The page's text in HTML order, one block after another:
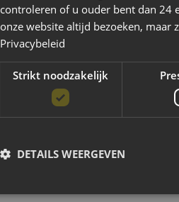
controleren of u ouder bent dan 24
onze website altijd bezoeken, maar
Privacybeleid
Strikt noodzakelijk
DETAILS WEERGEVEN